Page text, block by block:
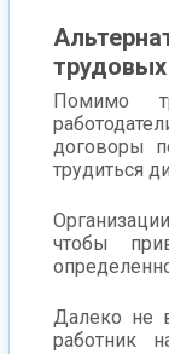
Помимо
договоры
трудиться
чтобы
Далеко не
работник